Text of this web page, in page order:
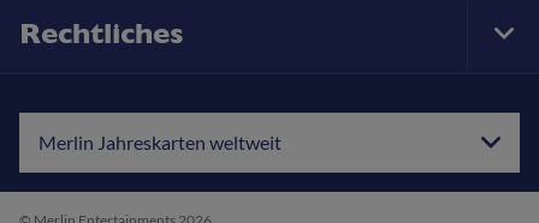
Merlin Jahreskarten weltweit
Rechtliches